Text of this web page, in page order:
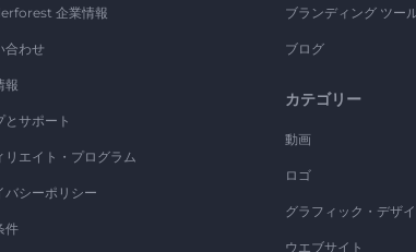
企業情報
合わせ
報
とサポート
リエイト・プログラム
バシーポリシー
件
ブランディング ツー
ブログ
カテゴリー
動画
ロゴ
グラフィック・デザ
ウエブサイト